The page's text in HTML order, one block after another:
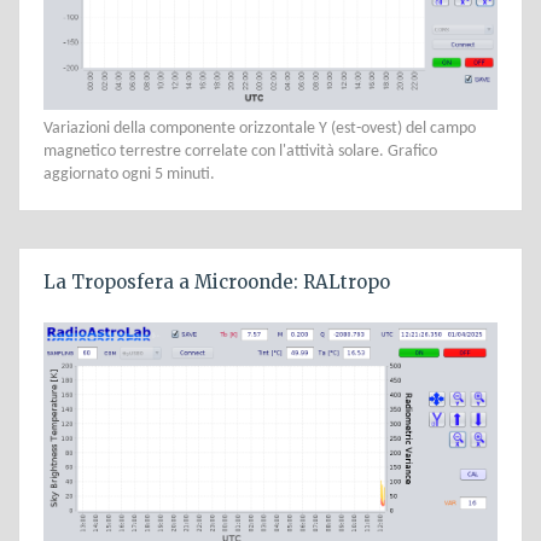
Variazioni della componente orizzontale Y (est-ovest) del campo
magnetico terrestre correlate con l'attività solare. Grafico
aggiornato ogni 5 minuti.
La Troposfera a Microonde: RALtropo